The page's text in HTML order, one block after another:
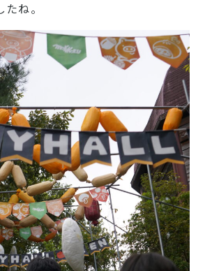
ね。